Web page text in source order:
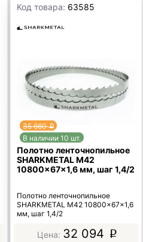
Код товара: 63585
35 660p
В наличии 10 шт.
Полотно ленточнопильное
SHARKMETAL M42
10800×67×1,6 мм, шаг 1,4/2
Полотно ленточнопильное
SHARKMETAL M42 10800×67×1,6
мм, шаг 1,4/2
32 094 p